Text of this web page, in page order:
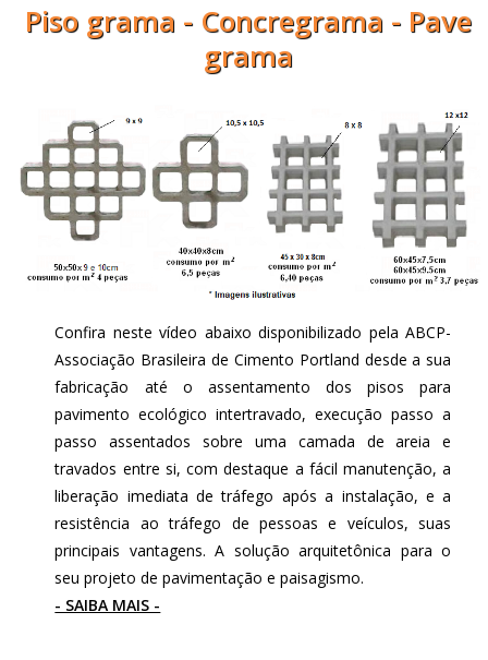
Piso grama - Concregrama - Pave
grama
Confira neste vídeo abaixo disponibilizado pela ABCP-
Associação Brasileira de Cimento Portland desde a sua
fabricação até o assentamento dos pisos para
pavimento ecológico intertravado, execução passo a
passo assentados sobre uma camada de areia e
travados entre si, com destaque a fácil manutenção, a
liberação imediata de tráfego após a instalação, e a
resistência ao tráfego de pessoas e veículos, suas
principais vantagens. A solução arquitetônica para o
seu projeto de pavimentação e paisagismo.
- SAIBA MAIS -